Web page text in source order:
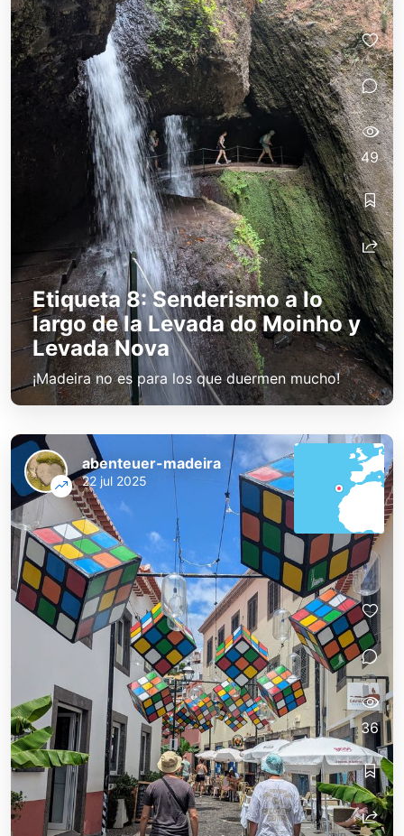
Etiqueta 8: Senderismo a lo
largo de la Levada do Moinho y
Levada Nova
¡Madeira no es para los que duermen mucho!
49
abenteuer-madeira
22 jul 2025
36